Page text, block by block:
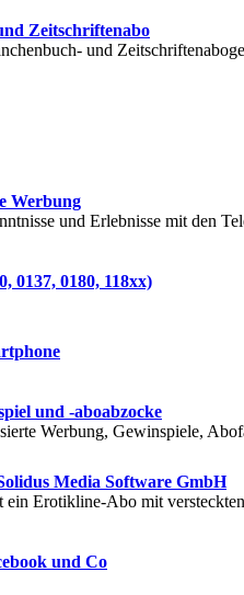
Zeitschriftenabo
und
Werbung
und Erlebnisse mit den
0137, 0180, 118xx)
und -aboabzocke
Werbung, Gewinspiele,
Media Software GmbH
ein Erotikline-Abo mit
und Co